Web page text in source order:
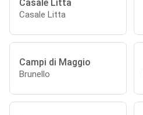
Casale Litta
Casale Litta
Campi di Maggio
Brunello